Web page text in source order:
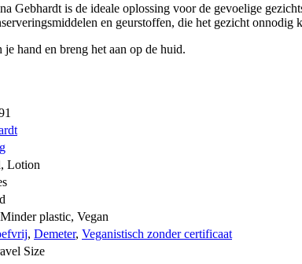
Gebhardt is de ideale oplossing voor de gevoelige
en geurstoffen, die het gezicht onnodig
hand en breng het aan op de huid.
Lotion
plastic, Vegan
, Demeter, Veganistisch zonder certificaat
Size